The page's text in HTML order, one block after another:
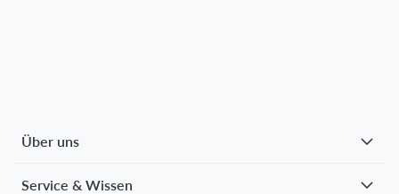
Über uns
Service & Wissen